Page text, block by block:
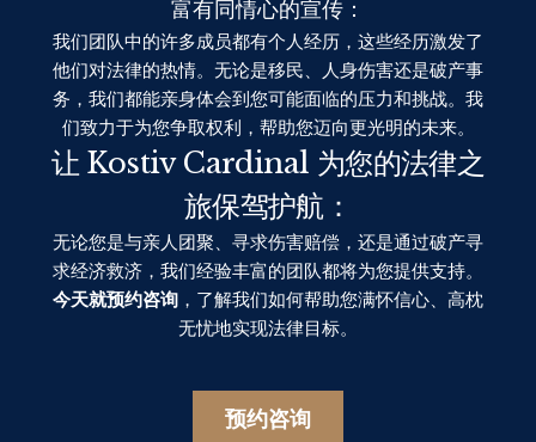
富有同情心的宣传：
我们团队中的许多成员都有个人经历，这些经历激发了
他们对法律的热情。无论是移民、人身伤害还是破产事
务，我们都能亲身体会到您可能面临的压力和挑战。我
们致力于为您争取权利，帮助您迈向更光明的未来。
让 Kostiv Cardinal 为您的法律之
旅保驾护航：
无论您是与亲人团聚、寻求伤害赔偿，还是通过破产寻
求经济救济，我们经验丰富的团队都将为您提供支持。
今天就预约咨询 ，了解我们如何帮助您满怀信心、高枕
无忧地实现法律目标。
预约咨询